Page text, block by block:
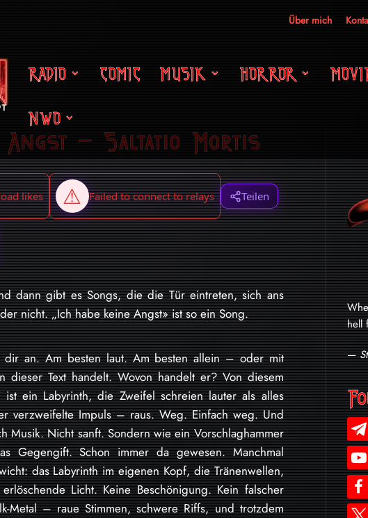
Über mich
RADIO COMIC MUSIK HORROR
NWO
Angst – Saltatio Mortis
Teilen
dann gibt es Songs, die die Tür eintreten, sich ans
nicht. „Ich habe keine Angst» ist so ein Song.
dir an. Am besten laut. Am besten allein – oder mit
dieser Text handelt. Wovon handelt er? Von diesem
ein Labyrinth, die Zweifel schreien lauter als alles
verzweifelte Impuls – raus. Weg. Einfach weg. Und
Nicht sanft. Sondern wie ein Vorschlaghammer
Gegengift. Schon immer da gewesen. Manchmal
das Labyrinth im eigenen Kopf, die Tränenwellen,
Licht. Keine Beschönigung. Kein falscher
Metal – raue Stimmen, schwere Riffs, und trotzdem
hell
—